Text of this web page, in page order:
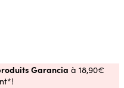
Garancia à 18,90€